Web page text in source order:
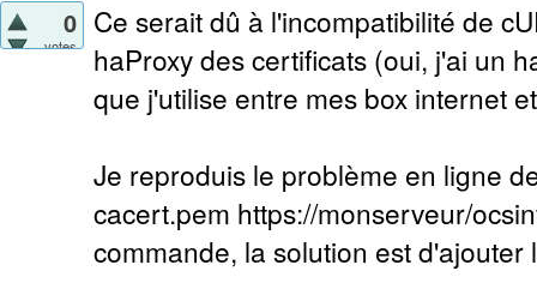
0
votes
Ce serait dû à l'incompatibilité de
haProxy des certificats (oui, j'ai un
que j'utilise entre mes box internet
Je reproduis le problème en ligne
cacert.pem https://monserveur/
commande, la solution est